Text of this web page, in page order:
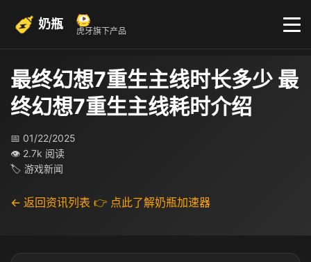
奶瓶 虎牙旗下产品
最终幻想7重生主线时长多少 最
终幻想7重生主线耗时介绍
📅 01/22/2025
👁 2.7k 阅读
🏷 游戏新闻
← 返回资讯列表 👉 点此了解奶瓶加速器